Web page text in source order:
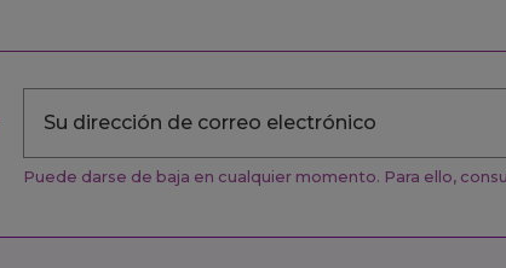
Puede darse de baja en cualquier momento. Para ello,